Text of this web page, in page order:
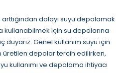
dolayı suyu depolamak
için su depolarına
duyarız. Genel kullanım suyu için
depolar tercih edilirken,
kullanımı ve depolama ihtiyacı